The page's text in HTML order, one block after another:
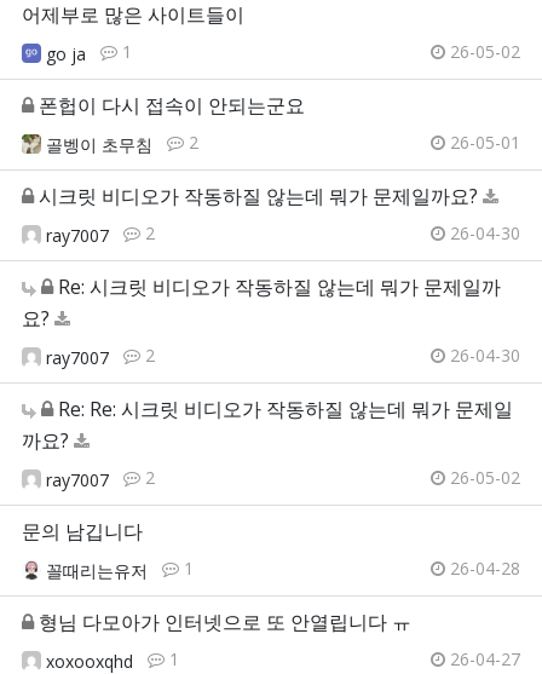
어제부로 많은 사이트들이
go ja 1 26-05-02
폰헙이 다시 접속이 안되는군요
골벵이 초무침 2 26-05-01
시크릿 비디오가 작동하질 않는데 뭐가 문제일까요?
ray7007 2 26-04-30
Re: 시크릿 비디오가 작동하질 않는데 뭐가 문제일까
요?
ray7007 2 26-04-30
Re: Re: 시크릿 비디오가 작동하질 않는데 뭐가 문제일
까요?
ray7007 2 26-05-02
문의 남깁니다
꼴때리는유저 1 26-04-28
형님 다모아가 인터넷으로 또 안열립니다 ㅠ
xoxooxqhd 1 26-04-27